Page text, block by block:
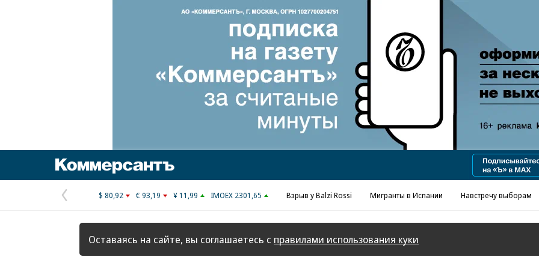
Реклама в «Ъ» www.kommersant.ru/ad
Предыдущая
страница
$ 80,92 € 93,19 ¥ 11,99 IMOEX 2301,65 Взрыв у Balzi Rossi Мигранты в Испании Навстречу выборам
Оставаясь на сайте, вы соглашаетесь с правилами использования куки